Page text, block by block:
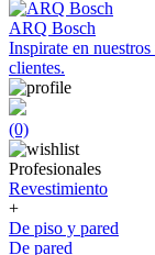
ARQ Bosch
Inspirate en
clientes.
(0)
Profesionales
Revestimiento
+
De piso y pared
De pared